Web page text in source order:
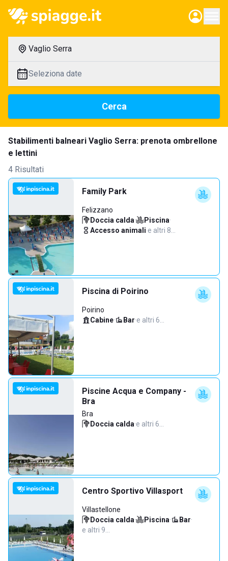
Vaglio Serra
Seleziona date
Cerca
Stabilimenti balneari Vaglio Serra: prenota ombrellone
e lettini
4 Risultati
Family Park
Felizzano
Doccia calda· Piscina·
Accesso animali·e altri 8…
Piscina di Poirino
Poirino
Cabine· Bar·e altri 6…
Piscine Acqua e Company -
Bra
Bra
Doccia calda·e altri 6…
Centro Sportivo Villasport
Villastellone
Doccia calda· Piscina· Bar·
e altri 9…